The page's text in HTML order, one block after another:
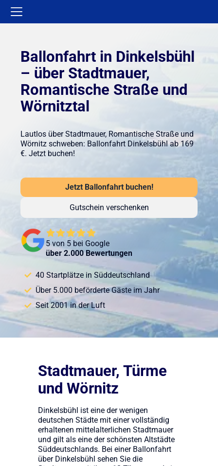
Ballonfahrt in Dinkelsbühl
– über Stadtmauer,
Romantische Straße und
Wörnitztal
Lautlos über Stadtmauer, Romantische Straße und
Wörnitz schweben: Ballonfahrt Dinkelsbühl ab 169
€. Jetzt buchen!
Jetzt Ballonfahrt buchen!
Gutschein verschenken
5 von 5 bei Google
über 2.000 Bewertungen
40 Startplätze in Süddeutschland
Über 5.000 beförderte Gäste im Jahr
Seit 2001 in der Luft
Stadtmauer, Türme
und Wörnitz
Dinkelsbühl ist eine der wenigen
deutschen Städte mit einer vollständig
erhaltenen mittelalterlichen Stadtmauer
und gilt als eine der schönsten Altstädte
Süddeutschlands. Bei einer Ballonfahrt
über Dinkelsbühl sehen Sie die